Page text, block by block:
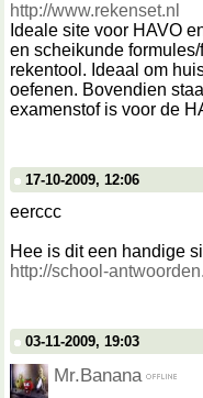
http://www.rekenset.nl
Ideale site voor HAVO
en scheikunde
rekentool. Ideaal om
oefenen. Bovendien
examenstof is voor de
17-10-2009, 12:06
eerccc
Hee is dit een handige
http://school-
03-11-2009, 19:03
Mr.Banana